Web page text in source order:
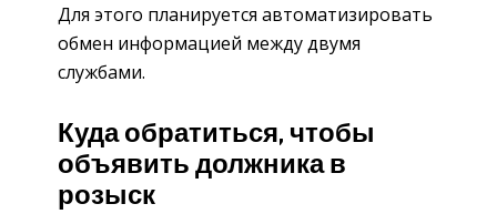
Для этого планируется автоматизировать
обмен информацией между двумя
службами.
Куда обратиться, чтобы
объявить должника в
розыск